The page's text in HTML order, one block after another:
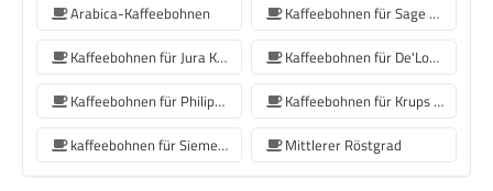
Arabica-Kaffeebohnen
Kaffeebohnen für Sage Kaffeemaschinen
Kaffeebohnen für Jura Kaffeemaschinen
Kaffeebohnen für De'Longhi Kaffeemaschine
Kaffeebohnen für Philips Kaffeemaschine
Kaffeebohnen für Krups Kaffeemaschine
kaffeebohnen für Siemens-Kaffeemaschine
Mittlerer Röstgrad